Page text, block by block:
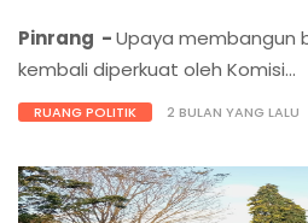
Pinrang -Upaya membangun
kembali diperkuat oleh Komisi...
RUANG POLITIK 2 BULAN YANG LALU